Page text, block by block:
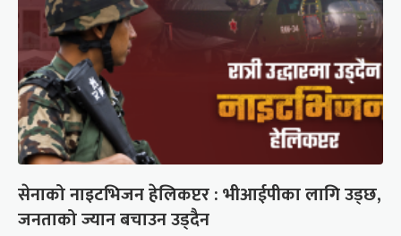
सेनाको नाइटभिजन हेलिकप्टर : भीआईपीका लागि उड्छ,
जनताको ज्यान बचाउन उड्दैन